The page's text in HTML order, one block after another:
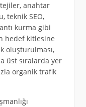
anahtar
teknik SEO,
kurma gibi
hedef kitlesine
oluşturulması,
üst sıralarda yer
organik trafik